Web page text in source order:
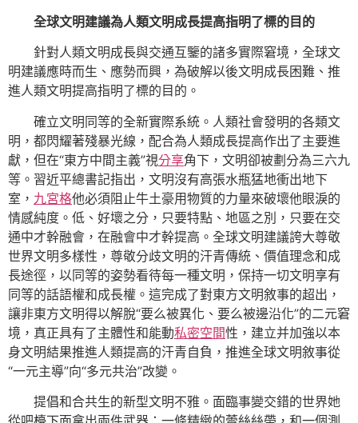
全球文明建議為人類文明成長提高指明了標的目的
針對人類文明成長與交通互鑒的諸多實際窘境，全球文
明建議應時而生、應勢而興，為破解以後文明成長困難、推
進人類文明提高指明了標的目的。
確立文明同等的全新實際系統。人類社會發明的各類文
明，都閃耀著殘暴光線，配合為人類成長提高作出了主要進
獻，但在“東方中間主義”視分享角下，文明卻被劃分為三六九
等。習近平總書記指出，文明沒有高張水瓶猛地衝出地下
室， 九宮格他必須阻止牛土豪用物質的力量來破壞他眼淚的
情感純度。低、好壞之分，只要特點、地區之別，只要在交
通中才幹融會，在融會中才幹提高。全球文明建議誇大尊敬
世界文明多樣性，尊敬分歧文明的汗青傳統、價值理念和成
長途徑，以同等的姿勢看待每一種文明，保持一切文明享有
同等的話語權和成長權。這完成了對東方文明敘事的超出，
讓非東方文明得以解脫“要么被異化、要么被邊沿化”的二元窘
境，真正具有了主體性和能動私密空間性，建立并加強以本
身文明結果推進人類提高的汗青自負，推進全球文明敘事從
“一元主導”向“多元共治”改變。
提倡和合共生的新型文明不雅。面臨事變交錯的世界她